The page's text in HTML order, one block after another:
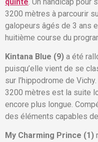
3200 mètres à parcourir
galopeurs âgés de 3 ans
huitième course du
Kintana Blue (9) a été
puisqu’elle vient de se
sur l’hippodrome de
3200 mètres est la suite
encore plus longue.
des éléments capables de
My Charming Prince (1)